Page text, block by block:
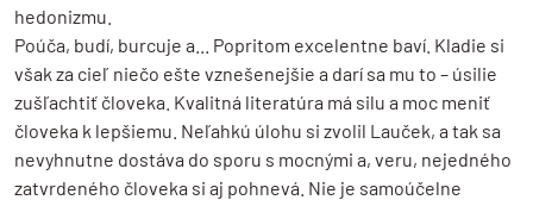
hedonizmu.
Poúča, budí, burcuje a... Popritom excelentne baví. Kladie si
však za cieľ niečo ešte vznešenejšie a darí sa mu to – úsilie
zušľachtiť človeka. Kvalitná literatúra má silu a moc meniť
človeka k lepšiemu. Neľahkú úlohu si zvolil Lauček, a tak sa
nevyhnutne dostáva do sporu s mocnými a, veru, nejedného
zatvrdeného človeka si aj pohnevá. Nie je samoúčelne